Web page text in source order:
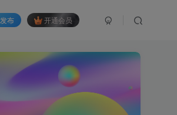
发布 开通会员